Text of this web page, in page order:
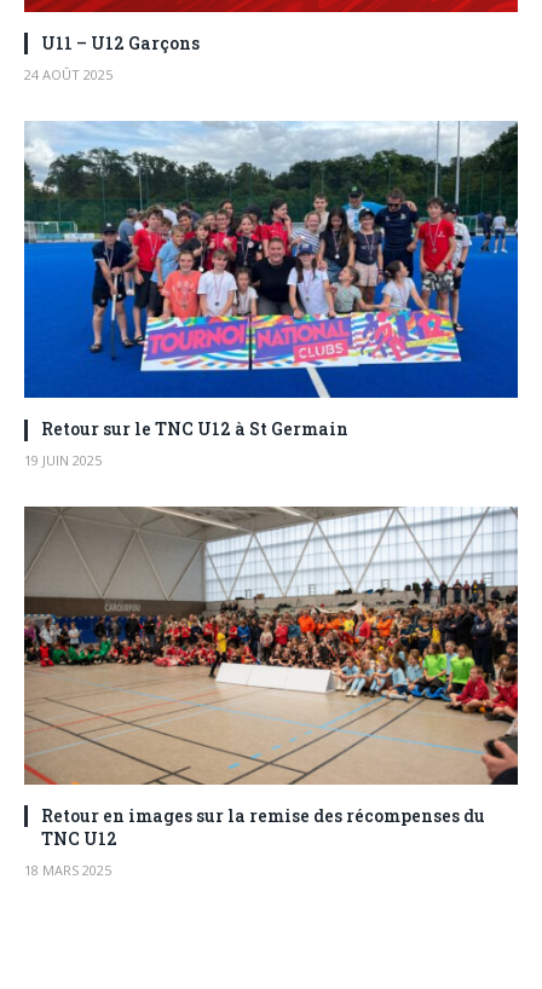
U11 – U12 Garçons
24 AOÛT 2025
Retour sur le TNC U12 à St Germain
19 JUIN 2025
Retour en images sur la remise des récompenses du
TNC U12
18 MARS 2025